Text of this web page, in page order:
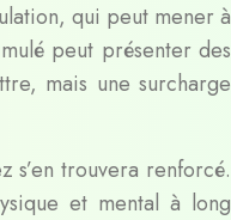
qui peut mener à
peut présenter des
mais une surcharge
s’en trouvera renforcé.
et mental à long